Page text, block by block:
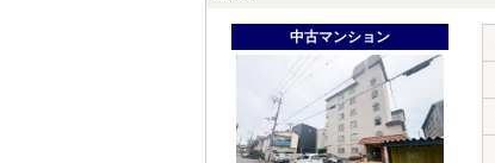
中古マンション